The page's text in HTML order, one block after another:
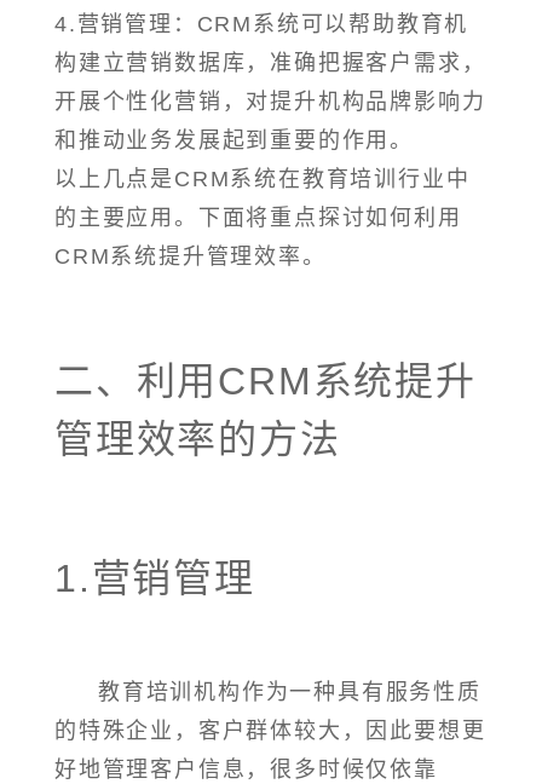
4.营销管理：CRM系统可以帮助教育机
构建立营销数据库，准确把握客户需求，
开展个性化营销，对提升机构品牌影响力
和推动业务发展起到重要的作用。
以上几点是CRM系统在教育培训行业中
的主要应用。下面将重点探讨如何利用
CRM系统提升管理效率。
二、利用CRM系统提升
管理效率的方法
1.营销管理
教育培训机构作为一种具有服务性质
的特殊企业，客户群体较大，因此要想更
好地管理客户信息，很多时候仅依靠